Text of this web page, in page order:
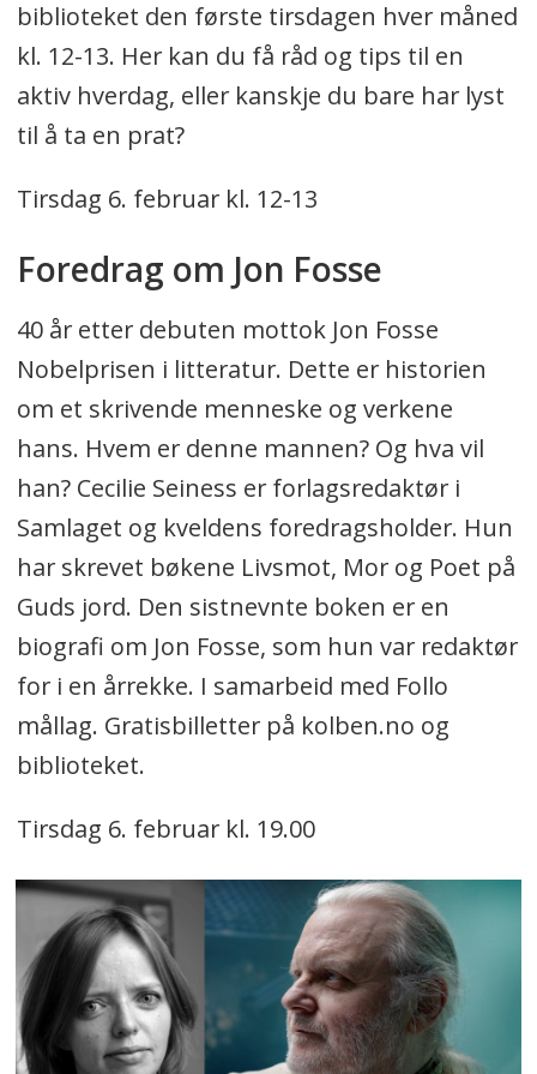
biblioteket den første tirsdagen hver måned
kl. 12-13. Her kan du få råd og tips til en
aktiv hverdag, eller kanskje du bare har lyst
til å ta en prat?
Tirsdag 6. februar kl. 12-13
Foredrag om Jon Fosse
40 år etter debuten mottok Jon Fosse
Nobelprisen i litteratur. Dette er historien
om et skrivende menneske og verkene
hans. Hvem er denne mannen? Og hva vil
han? Cecilie Seiness er forlagsredaktør i
Samlaget og kveldens foredragsholder. Hun
har skrevet bøkene Livsmot, Mor og Poet på
Guds jord. Den sistnevnte boken er en
biografi om Jon Fosse, som hun var redaktør
for i en årrekke. I samarbeid med Follo
mållag. Gratisbilletter på kolben.no og
biblioteket.
Tirsdag 6. februar kl. 19.00